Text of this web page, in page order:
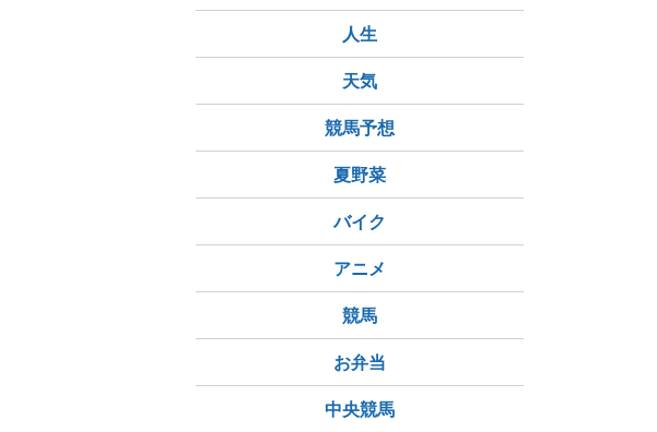
人生
天気
競馬予想
夏野菜
バイク
アニメ
競馬
お弁当
中央競馬